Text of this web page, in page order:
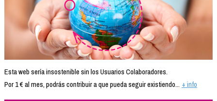
Esta web sería insostenible sin los Usuarios Colaboradores.
Por 1 € al mes, podrás contribuir a que pueda seguir existiendo... + info